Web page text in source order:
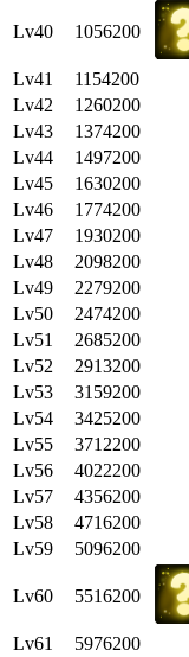
Lv40
1056200
Lv41
1154200
Lv42
1260200
Lv43
1374200
Lv44
1497200
Lv45
1630200
Lv46
1774200
Lv47
1930200
Lv48
2098200
Lv49
2279200
Lv50
2474200
Lv51
2685200
Lv52
2913200
Lv53
3159200
Lv54
3425200
Lv55
3712200
Lv56
4022200
Lv57
4356200
Lv58
4716200
Lv59
5096200
Lv60
5516200
Lv61
5976200